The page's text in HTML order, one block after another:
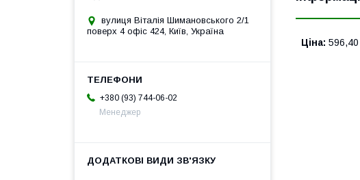
Ціна:
вулиця Віталія Шимановського 2/1
поверх 4 офіс 424, Київ, Україна
+380 (93) 744-06-02
Менеджер